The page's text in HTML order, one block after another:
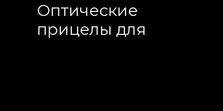
Оптические
прицелы для